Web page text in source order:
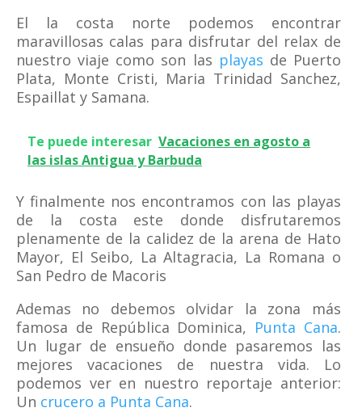
El la costa norte podemos encontrar
maravillosas calas para disfrutar del relax de
nuestro viaje como son las playas de Puerto
Plata, Monte Cristi, Maria Trinidad Sanchez,
Espaillat y Samana.
Te puede interesar Vacaciones en agosto a
las islas Antigua y Barbuda
Y finalmente nos encontramos con las playas
de la costa este donde disfrutaremos
plenamente de la calidez de la arena de Hato
Mayor, El Seibo, La Altagracia, La Romana o
San Pedro de Macoris
Ademas no debemos olvidar la zona más
famosa de República Dominica, Punta Cana.
Un lugar de ensueño donde pasaremos las
mejores vacaciones de nuestra vida. Lo
podemos ver en nuestro reportaje anterior:
Un crucero a Punta Cana.